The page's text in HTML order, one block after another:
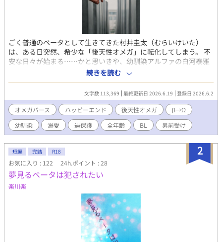
ごく普通のベータとして生きてきた村井圭太（むらいけいた）
は、ある日突然、希少な「後天性オメガ」に転化してしまう。 不
安な日々が始まる……かと思いきや、幼馴染アルファの白河泰雅
（しらかわたいが）とはまさかの両思い。 早々に『番（つが
い）』となり、幸せな日々を送っていた。 「オメガになっても俺
は俺」と持ち前のポジティブさで新しい生活に向き合っていく圭
太。 だが、晴れて番となった泰雅は、今まで以上に過保護になっ
ていく。 どんなトラブルも二人なら大丈夫！ 過保護で執着強めな
スパダリ幼馴染攻め（α） × ポジティブで男前な元ベータ受け
（β→Ω） 明るくて幸せいっぱいオメガバース！ 私の大好きなオ
メガバース。 愛をたくさん詰め込んだので、みなさまにも楽しん
でいただけますように。
続きを読む
文字数 113,369 最終更新日 2026.6.19 登録日 2026.6.2
オメガバース ハッピーエンド 後天性オメガ
β→Ω
幼馴染
溺愛 過保護 全年齢 BL 男前受け
2
短編 完結 R18
お気に入り : 122 24h.ポイント : 28
夢見るベータは犯されたい
楽川楽